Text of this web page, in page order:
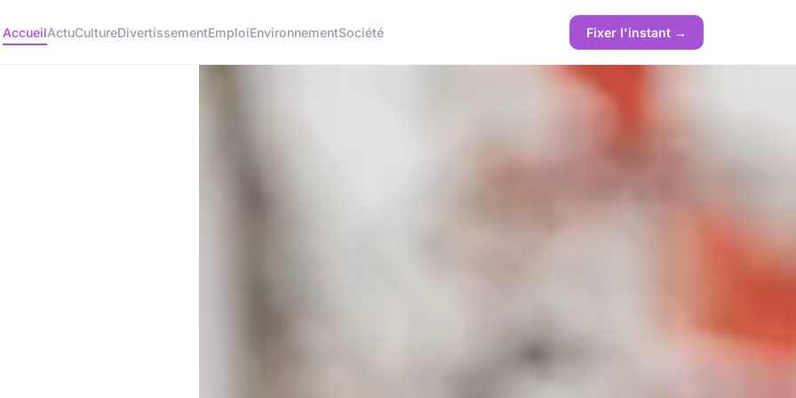
AccueilActuCultureDivertissementEmploiEnvironnementSociété Fixer l'instant →